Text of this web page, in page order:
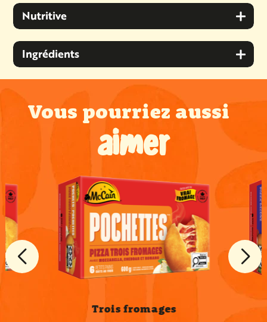
Nutritive
Ingrédients
Vous pourriez aussi
aimer
Trois fromages